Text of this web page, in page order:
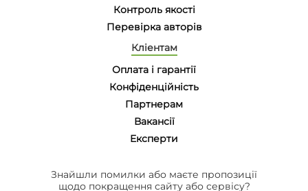
Контроль якості
Перевірка авторів
Кліентам
Оплата і гарантії
Конфіденційність
Партнерам
Вакансії
Eксперти
Знайшли помилки або маєте пропозиції
щодо покращення сайту або сервісу?